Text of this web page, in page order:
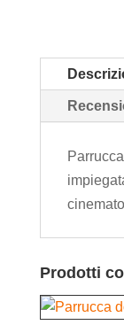
Prodotti